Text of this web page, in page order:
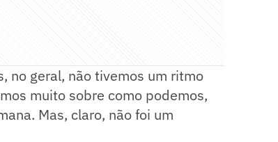
no geral, não tivemos um ritmo
muito sobre como podemos,
Mas, claro, não foi um